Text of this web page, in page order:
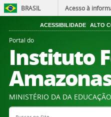
BRASIL Acesso à
ACESSIBILIDADE ALTO
Portal do
Instituto
MINISTÉRIO DA DA EDUCAÇÃO
Search Site